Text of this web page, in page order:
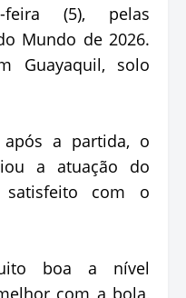
feira (5), pelas
Mundo de 2026.
Guayaquil, solo
após a partida, o
a atuação do
com o
boa a nível
com a bola,